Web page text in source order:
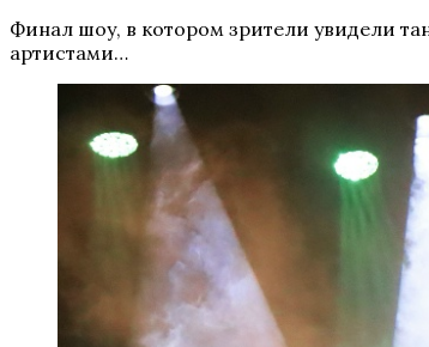
Финал шоу, в котором зрители увидели
артистами…